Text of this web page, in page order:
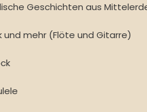
Geschichten aus
und mehr (Flöte und Gitarre)